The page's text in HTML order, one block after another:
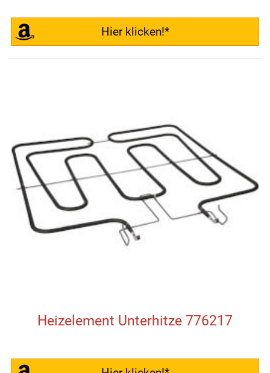
Hier klicken!*
Heizelement Unterhitze 776217